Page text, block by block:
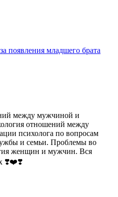
появления младшего брата
между мужчиной и
отношений между
психолога по вопросам
и семьи. Проблемы во
женщин и мужчин. Вся
❣️❤️❣️